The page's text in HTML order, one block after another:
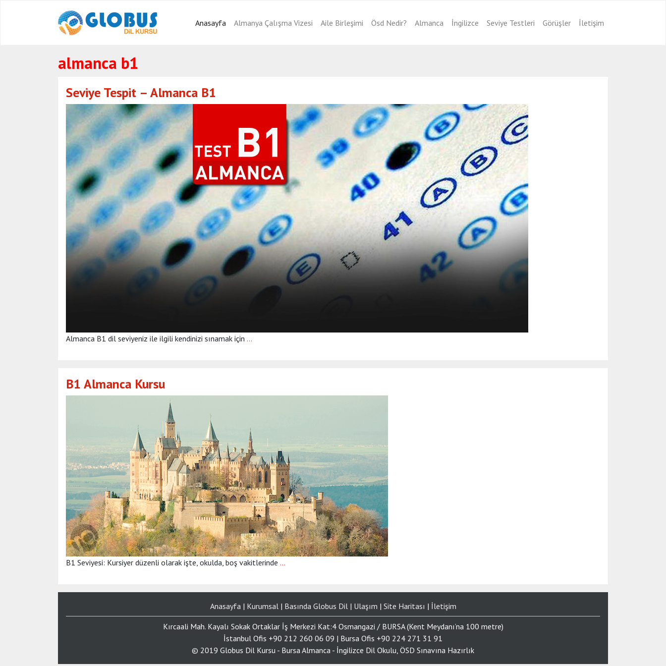
Anasayfa Almanya Çalışma Vizesi Aile Birleşimi Ösd Nedir? Almanca İngilizce Seviye Testleri Görüşler İletişim
almanca b1
Seviye Tespit – Almanca B1
Almanca B1 dil seviyeniz ile ilgili kendinizi sınamak için …
B1 Almanca Kursu
B1 Seviyesi: Kursiyer düzenli olarak işte, okulda, boş vakitlerinde …
Anasayfa | Kurumsal| Basında Globus Dil| Ulaşım | Site Haritası | İletişim
Kırcaali Mah. Kayalı Sokak Ortaklar İş Merkezi Kat:4 Osmangazi / BURSA (Kent Meydanı’na 100 metre)
İstanbul Ofis +90 212 260 06 09 | Bursa Ofis +90 224 271 31 91
© 2019 Globus Dil Kursu - Bursa Almanca - İngilizce Dil Okulu, ÖSD Sınavına Hazırlık